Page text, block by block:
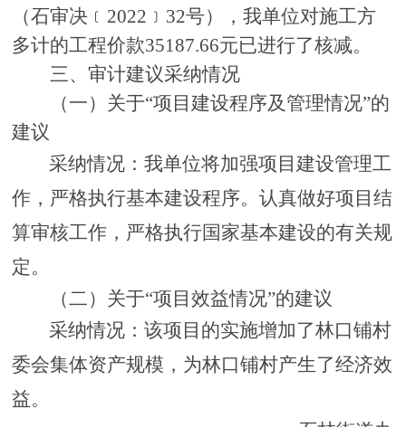
（石审决﹝ 2022 ﹞ 32号），我单位对施工方
多计的工程价款35187.66元已进行了核减。
三、审计建议采纳情况
（一）关于“项目建设程序及管理情况”的
建议
采纳情况： 我单位将加强项目建设管理工
作， 严格执行基本建设程序。 认真做好项目结
算审核工作，严格执行国家基本建设的有关规
定。
（二）关于“项目效益情况”的建议
采纳情况： 该项目的实施增加了林口铺村
委会集体资产规模，为林口铺村产生了经济效
益。